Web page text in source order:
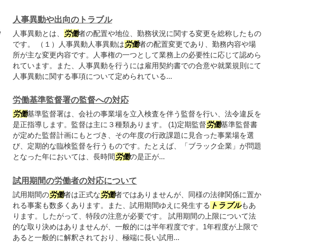
人事異動や出向のトラブル
人事異動とは、 労働者の配置や地位、勤務状況に関する変更を総称したもの
です。 （１）人事異動人事異動は労働者の配置変更であり、勤務内容や場
所が主な変更内容です。人事権の一つとして業務上の必要性に応じて認めら
れています。また、人事異動を行うには雇用契約書での合意や就業規則にて
人事異動に関する事項について定められている...
労働基準監督署の監督への対応
労働基準監督署は、会社の事業場を立入検査を伴う監督を行い、法令違反を
是正指導します。監督は主に３種類あります。 (1)定期監督労働基準監督書
が定めた監督計画にもとづき、その年度の行政課題に見合った事業場を選
び、定期的な臨検監督を行うものです。たとえば、「ブラック企業」が問題
となった年においては、長時間労働の是正が...
試用期間の労働者の対応について
試用期間の労働者は正式な労働者ではありませんが、同様の法律関係に置か
れる事案も数多くあります。また、試用期間ゆえに発生する トラブルもあ
ります。したがって、特段の注意が必要です。 試用期間の上限について法
的な取り決めはありませんが、一般的には半年程度です。1年程度が上限で
あると一般的に解釈されており、極端に長い試用...